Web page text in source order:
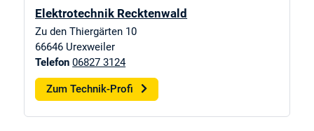
Elektrotechnik Recktenwald
Zu den Thiergärten 10
66646 Urexweiler
Telefon 06827 3124
Zum Technik-Profi